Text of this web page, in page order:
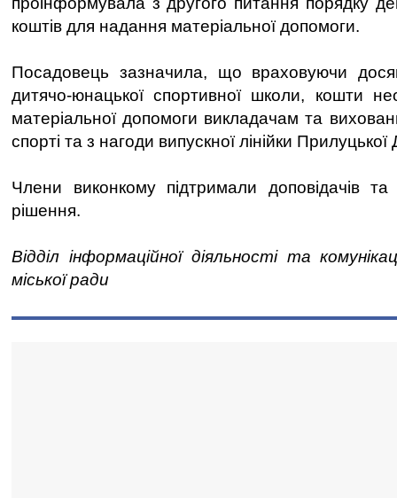
коштів для надання матеріальної допомоги.
Посадовець зазначила, що враховуючи
дитячо-юнацької спортивної школи, кошти
матеріальної допомоги викладачам та
спорті та з нагоди випускної лінійки
Члени виконкому підтримали доповідачів та
рішення.
Відділ інформаційної діяльності та
міської ради